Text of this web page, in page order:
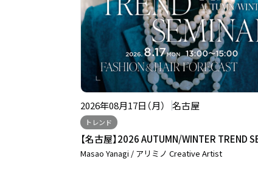
2026年08月17日（月） 名古屋
トレンド
【名古屋】2026 AUTUMN/WINTER TREND
Masao Yanagi / アリミノ Creative Artist